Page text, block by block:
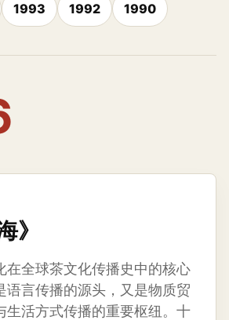
1993 1992 1990
》
在全球茶文化传播史中的核心
言传播的源头，又是物质贸
生活方式传播的重要枢纽。十